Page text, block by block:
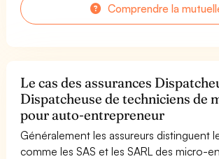
Comprendre la
Le cas des assurances
Dispatcheuse de techniciens de
pour auto-entrepreneur
Généralement les assureurs distinguent
comme les SAS et les SARL des micro-